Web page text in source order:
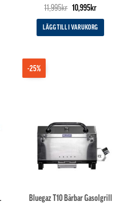
11,995kr Det
ursprungliga
priset
var:
10,995krDet
priset
är:
LÄGG TILL I VARUKORG
-25%
Bluegaz T10 Bärbar Gasolgrill